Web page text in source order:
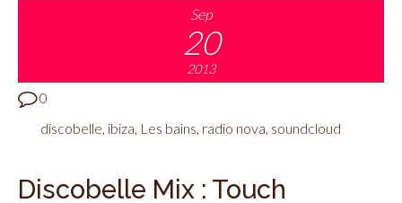
Sep
20
2013
0
discobelle ibiza Les bains radio nova soundcloud
Discobelle Mix : Touch